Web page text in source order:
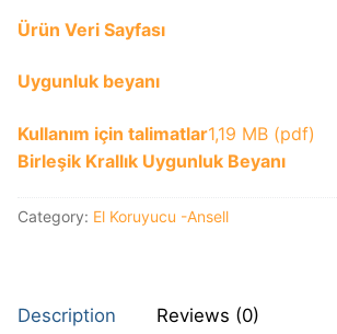
Ürün Veri Sayfası
Uygunluk beyanı
Kullanım için talimatlar1,19 MB (pdf)
Birleşik Krallık Uygunluk Beyanı
Category: El Koruyucu -Ansell
Description Reviews (0)